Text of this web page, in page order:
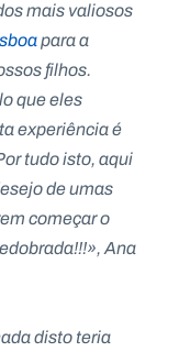
mais valiosos
para a
filhos.
que eles
experiência é
tudo isto, aqui
de umas
começar o
Ana
disto teria